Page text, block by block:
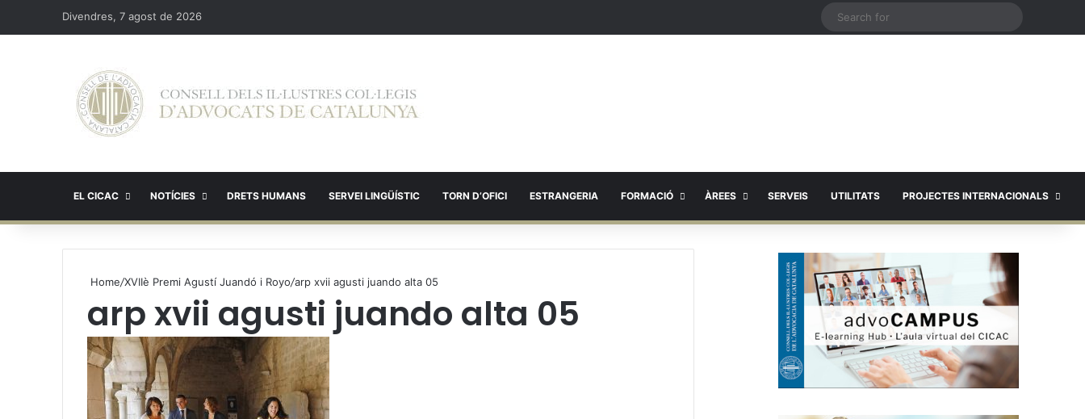
Divendres, 7 agost de 2026
EL CICAC NOTÍCIES DRETS HUMANS SERVEI LINGÜÍSTIC TORN D’OFICI ESTRANGERIA FORMACIÓ ÀREES SERVEIS UTILITATS PROJECTES INTERNACIONALS
Home/XVIIè Premi Agustí Juandó i Royo/arp xvii agusti juando alta 05
arp xvii agusti juando alta 05